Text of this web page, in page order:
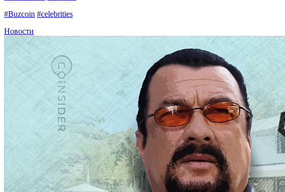
#Buzcoin #celebrities
Новости